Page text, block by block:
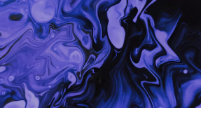
Monografi DPRD